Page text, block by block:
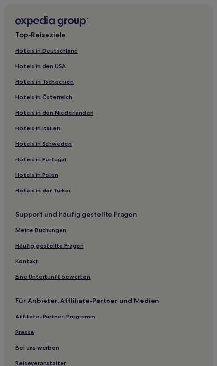
Hotels nahe Odysseus-Höhle
Podgora Hotels
Mljet Hotels
Hotels nahe Mauern von Ston
Hotels nahe Bahnhof Ploče
Hotels nahe Strand von Duba
Orebic Hotels
Prožurska Luka Hotels
Vid Hotels
Kula Norinska Hotels
Ferienwohnungen in Mljet
Ferienwohnungen in Komarna
Hotels mit WLAN in Halbinsel Pelješac
Hotels mit Parkplatz in Halbinsel Pelješac
Hotels mit Pool in Halbinsel Pelješac
Familien in Süddalmatien
Strand in Süddalmatien
Strand in Mljet
Günstige in Mljet
Hotels mit Parkplatz in Korčula
Top-Reiseziele
Hotels in Deutschland
Hotels in den USA
Hotels in Tschechien
Hotels in Österreich
Hotels in den Niederlanden
Hotels in Italien
Hotels in Schweden
Hotels in Portugal
Hotels in Polen
Hotels in der Türkei
Support und häufig gestellte Fragen
Meine Buchungen
Häufig gestellte Fragen
Kontakt
Eine Unterkunft bewerten
Für Anbieter, Affliliate-Partner und Medien
Affiliate-Partner-Programm
Presse
Bei uns werben
Reiseveranstalter